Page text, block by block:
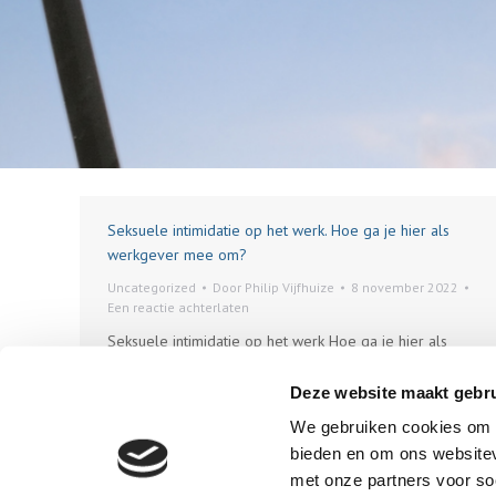
Deze website maakt
We gebruiken cookies
bieden en om ons
met onze partners voor
Seksuele intimidatie op het werk. Hoe ga je hier als
werkgever mee om?
Uncategorized Door Philip Vijfhuize
8 november 2022
Een reactie achterlaten
Seksuele intimidatie op het werk Hoe ga je hier als
komt in alle sectoren voor. Als werkgever wil je
hun werk kunnen doen. Maar ook op grond van de
Arbo-wet zijn werkgevers verantwoordelijk voor een